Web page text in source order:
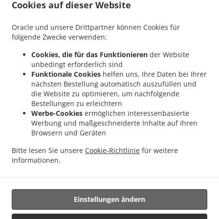
Cookies auf dieser Website
Oracle und unsere Drittpartner können Cookies für
folgende Zwecke verwenden:
Cookies, die für das Funktionieren der Website
unbedingt erforderlich sind
Funktionale Cookies helfen uns, Ihre Daten bei Ihrer
nächsten Bestellung automatisch auszufüllen und
die Website zu optimieren, um nachfolgende
Bestellungen zu erleichtern
Werbe-Cookies ermöglichen interessenbasierte
Werbung und maßgeschneiderte Inhalte auf Ihren
Browsern und Geräten
Bitte lesen Sie unsere Cookie-Richtlinie für weitere
Informationen.
Einstellungen ändern
Lieferservice Leipzig Plaußig-Portitz . Pizza Lieferservice Leipzig Seehausen
Leipzig Reudnitz
. Pizza Lieferservice Leipzig Göbschelwitz . Pizza Lieferservice
Lieferservice Leipzig Kleinwiederitzsch
. Pizza Lieferservice Leipzig Sommerfeld
Pizza Lieferservice Leipzig Gohlis-Mitte
. Pizza Lieferservice Leipzig Mockau-Süd
Pizza Lieferservice Leipzig Neustadt
Pizza Lieferservice Leipzig Neuschönefeld
Pizza Lieferservice Leipzig Mockau-Nord . Pizza Lieferservice Leipzig Nordost
Lieferservice Leipzig Ost
. Pizza Lieferservice Leipzig Mitte
Leipzig Nord
. Pizza Lieferservice Leipzig Südost . Pizza Lieferservice Leipzig
. Pizza Lieferservice Leipzig Gohlis . .
Nordost . Pizza Lieferservice Taucha Nordost . Pizza Lieferservice Taucha Ost
Indisches Essen Lieferservice. Essen zum mitnehmen und zum Liefern
Unterstützt von: